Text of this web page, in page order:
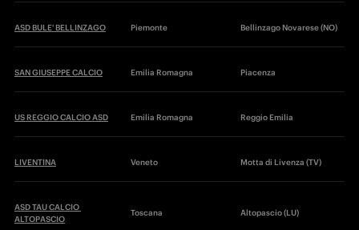
ASD BULE' BELLINZAGO Piemonte Bellinzago Novarese (NO)
SAN GIUSEPPE CALCIO Emilia Romagna Piacenza
US REGGIO CALCIO ASD Emilia Romagna Reggio Emilia
LIVENTINA Veneto Motta di Livenza (TV)
ASD TAU CALCIO
ALTOPASCIO
Toscana Altopascio (LU)